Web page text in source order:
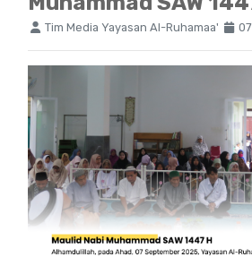
Tim Media Yayasan Al-Ruhamaa'